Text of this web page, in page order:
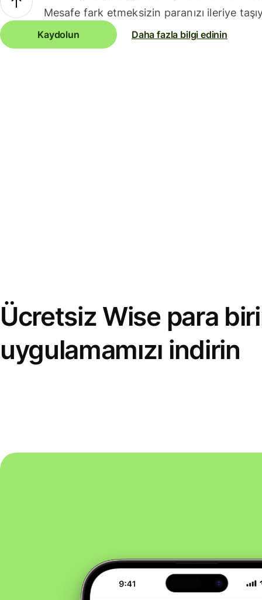
Mesafe fark etmeksizin paranızı ileriye
Kaydolun Daha fazla bilgi edinin
Ücretsiz Wise para
uygulamamızı indirin